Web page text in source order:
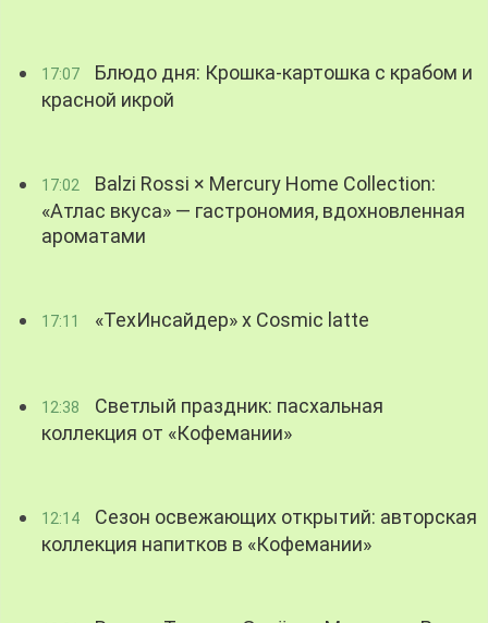
17:07
Блюдо дня: Крошка-картошка с крабом и
красной икрой
17:02
Balzi Rossi × Mercury Home Collection:
«Атлас вкуса» — гастрономия, вдохновленная
ароматами
17:11 «ТехИнсайдер» х Cosmic latte
12:38
Светлый праздник: пасхальная
коллекция от «Кофемании»
12:14
Сезон освежающих открытий: авторская
коллекция напитков в «Кофемании»